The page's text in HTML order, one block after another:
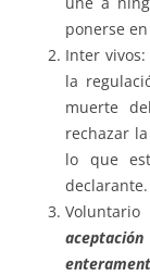
ponerse
Inter
la
muerte
rechazar
lo que
declarante.